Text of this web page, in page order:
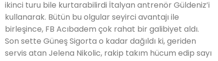
ikinci turu bile kurtarabilirdi İtalyan antrenör Güldeniz’i
kullanarak. Bütün bu olgular seyirci avantajı ile
birleşince, FB Acıbadem çok rahat bir galibiyet aldı.
Son sette Güneş Sigorta o kadar dağıldı ki, geriden
servis atan Jelena Nikolic, rakip takım hücum edip sayı